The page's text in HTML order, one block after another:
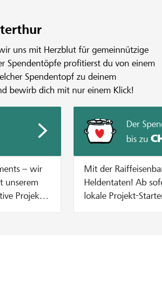
uns mit Herzblut für gemeinnützige
Spendentöpfe profitierst du von einem
Spendentopf zu deinem
bewirb dich mit nur einem Klick!
– wir
unserem
Projekte,
auf. In
Der
bis zu
Mit der
Heldentaten! Ab sofort unterstützt die Raiffeisenbank Winterthur
lokale Projekt-